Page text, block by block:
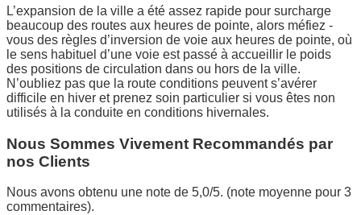
L’expansion de la ville a été assez rapide pour surcharge
beaucoup des routes aux heures de pointe, alors méfiez -
vous des règles d’inversion de voie aux heures de pointe, où
le sens habituel d’une voie est passé à accueillir le poids
des positions de circulation dans ou hors de la ville.
N’oubliez pas que la route conditions peuvent s’avérer
difficile en hiver et prenez soin particulier si vous êtes non
utilisés à la conduite en conditions hivernales.
Nous Sommes Vivement Recommandés par
nos Clients
Nous avons obtenu une note de 5,0/5. (note moyenne pour 3
commentaires).